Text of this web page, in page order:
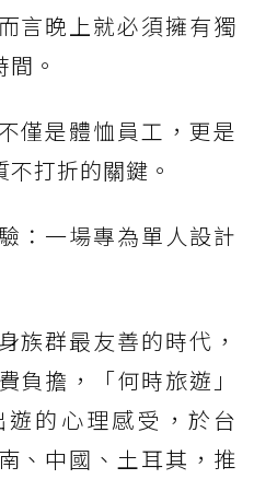
言晚上就必須擁有獨
。
僅是體恤員工，更是
打折的關鍵。
：一場專為單人設計
族群最友善的時代，
負擔，「何時旅遊」
的心理感受，於台
、中國、土耳其，推